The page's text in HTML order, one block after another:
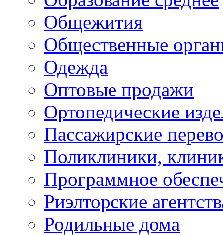
Общежития
Общественные
Одежда
Оптовые продажи
Ортопедические
Пассажирские
Поликлиники,
Программное
Риэлторские
Родильные дома